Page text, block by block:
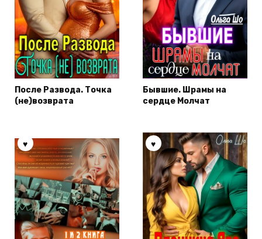
После Развода. Точка
(не)возврата
Бывшие. Шрамы на
сердце Молчат